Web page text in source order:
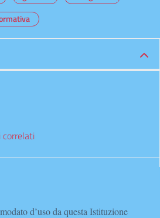
correlati
d’uso da questa Istituzione